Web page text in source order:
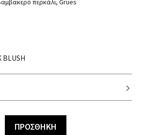
περκάλι, Grues
BLUSH
ΠΡΟΣΘΗΚΗ